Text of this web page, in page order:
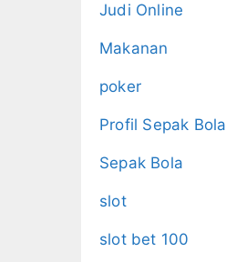
Judi Online
Makanan
poker
Profil Sepak Bola
Sepak Bola
slot
slot bet 100